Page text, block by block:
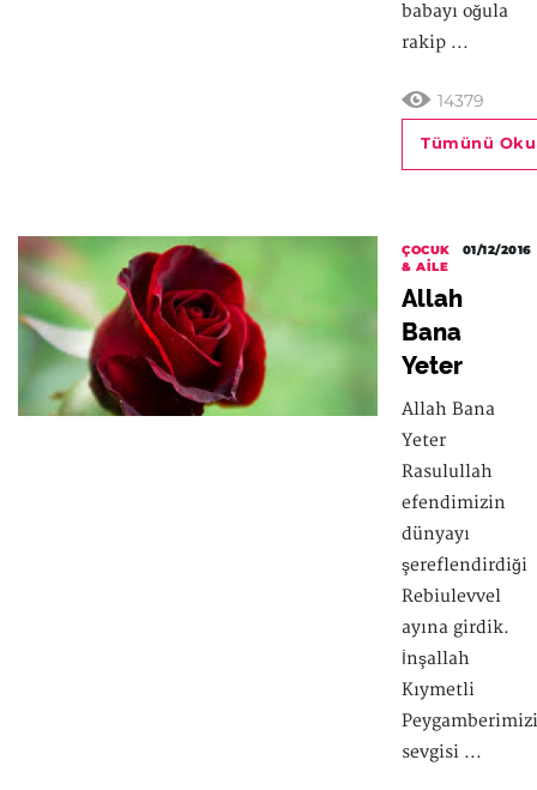
babayı oğula
rakip ...
14379
Tümünü Oku
ÇOCUK
& AILE
01/12/2016
Allah
Bana
Yeter
Allah Bana
Yeter
Rasulullah
efendimizin
dünyayı
şereflendirdiği
Rebiulevvel
ayına girdik.
İnşallah
Kıymetli
sevgisi ...